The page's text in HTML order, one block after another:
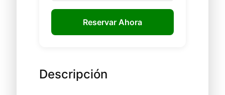
Descripción
Reservar Ahora